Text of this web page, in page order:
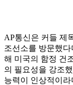
AP통신은 커들 제
조선소를 방문했다
해 미국의 함정 건
의 필요성을 강조
능력이 인상적이